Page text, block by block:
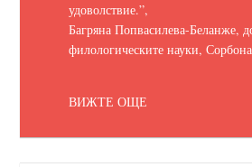
удоволствие.”,
Багряна Попвасилева-Беланже,
филологическите науки,
ВИЖТЕ ОЩЕ